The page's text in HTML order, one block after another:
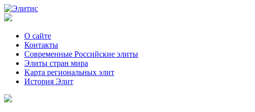
О сайте
Контакты
Современные Российские элиты
Элиты стран мира
Kартa региональных элит
История Элит